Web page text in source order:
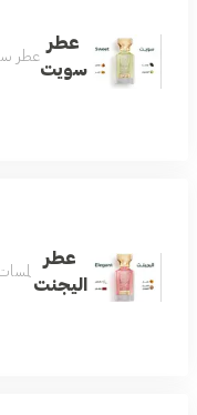
عطر
سويت
عطر سويت 75مل لطيف جميل ومميز يجمع بين الهدوء والفخامة عطر رائع لكل
عطر
اليجنت